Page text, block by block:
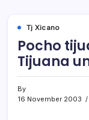
Tj Xicano
Pocho
Tijuana
By
16 November 2003